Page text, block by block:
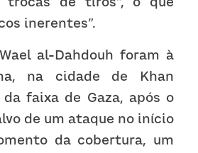
inerentes”.
al-Dahdouh foram à
na cidade de Khan
faixa de Gaza, após o
de um ataque no início
da cobertura, um